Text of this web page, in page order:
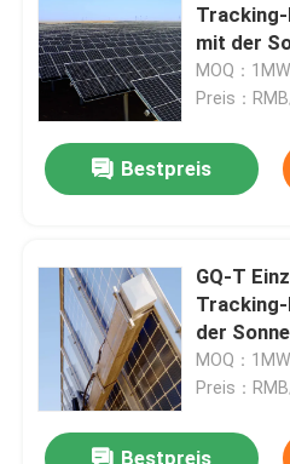
mit der
MOQ：
Preis：
Bestpreis
GQ-T
Tracking-
der
MOQ：
Preis：
Bestpreis